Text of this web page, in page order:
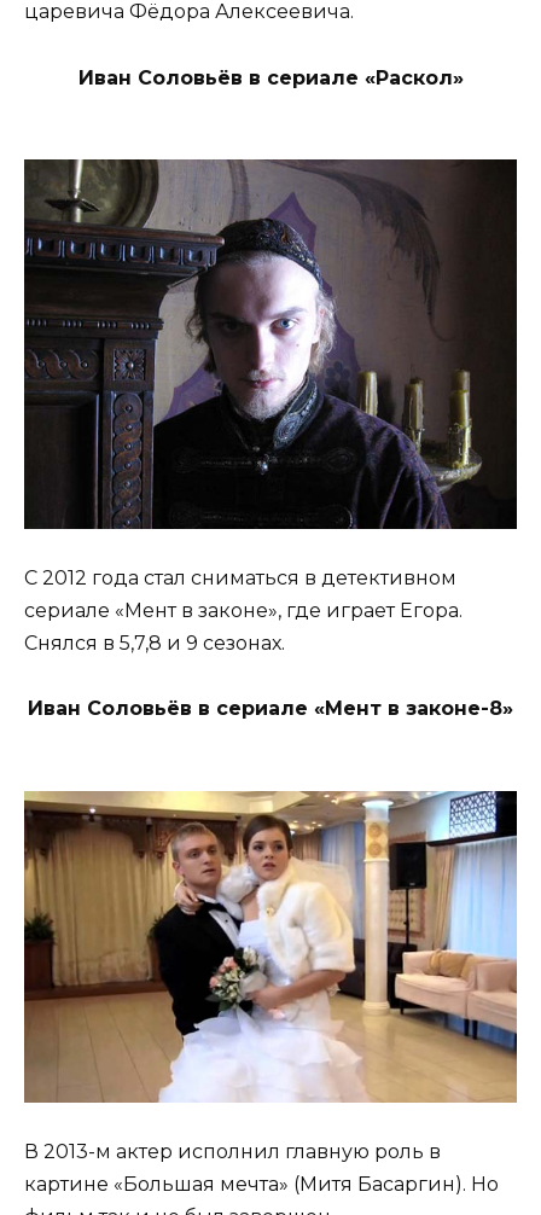
царевича Фёдора Алексеевича.
Иван Соловьёв в сериале «Раскол»
С 2012 года стал сниматься в детективном
сериале «Мент в законе», где играет Егора.
Снялся в 5,7,8 и 9 сезонах.
Иван Соловьёв в сериале «Мент в законе-8»
В 2013-м актер исполнил главную роль в
картине «Большая мечта» (Митя Басаргин). Но